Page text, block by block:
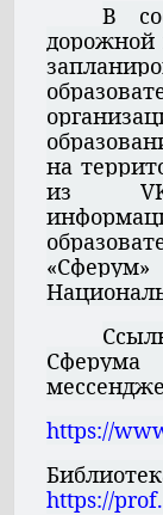
В
дорожной
на
из
https://
https://